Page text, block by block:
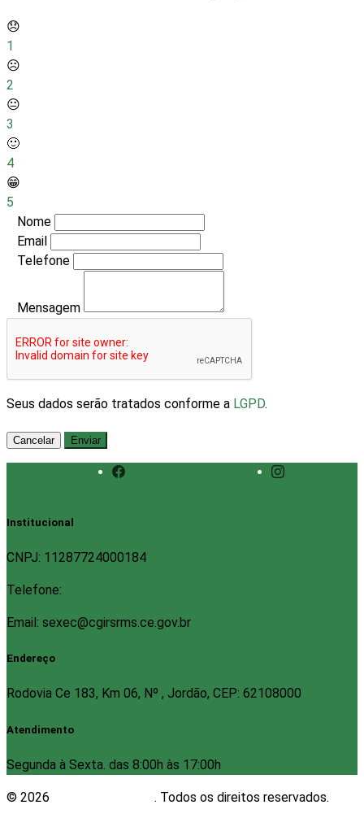
😞
1
☹️
2
😐
3
🙂
4
😁
5
Nome
Email
Telefone
Mensagem
Seus dados serão tratados conforme a LGPD.
Cancelar Enviar
Institucional
CNPJ: 11287724000184
Telefone:
Email: sexec@cgirsrms.ce.gov.br
Endereço
Rodovia Ce 183, Km 06, Nº , Jordão, CEP: 62108000
Atendimento
Segunda à Sexta. das 8:00h às 17:00h
© 2026 . Todos os direitos reservados.